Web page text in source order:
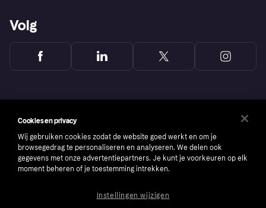
Volg
Cookies en privacy
Wij gebruiken cookies zodat de website goed werkt en om je
browsegedrag te personaliseren en analyseren. We delen ook
gegevens met onze advertentiepartners. Je kunt je voorkeuren op elk
moment beheren of je toestemming intrekken.
Instellingen wijzigen